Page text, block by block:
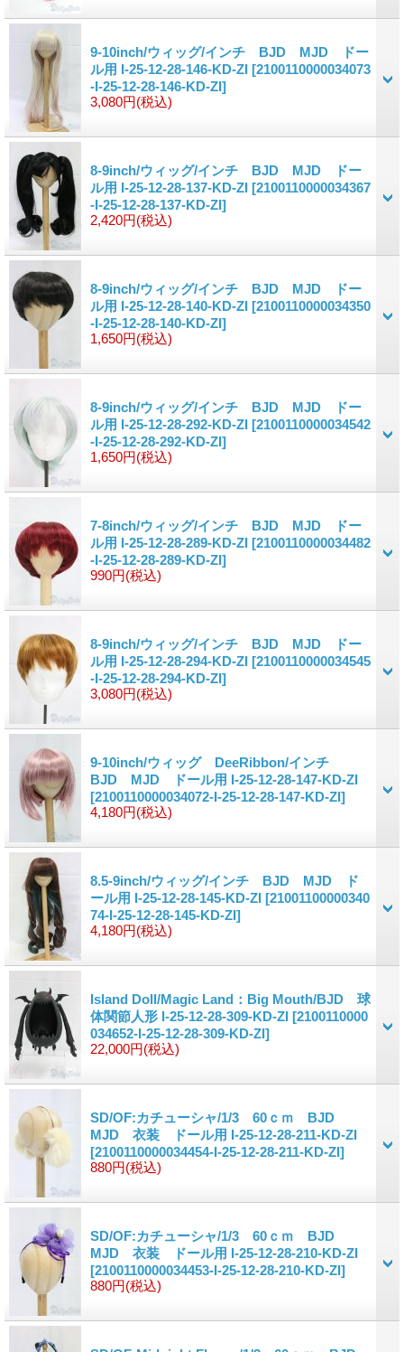
9-10inch/ウィッグ/インチ BJD MJD ドー
ル用 I-25-12-28-146-KD-ZI [2100110000034073
-I-25-12-28-146-KD-ZI]
3,080円(税込)
8-9inch/ウィッグ/インチ BJD MJD ドー
ル用 I-25-12-28-137-KD-ZI [2100110000034367
-I-25-12-28-137-KD-ZI]
2,420円(税込)
8-9inch/ウィッグ/インチ BJD MJD ドー
ル用 I-25-12-28-140-KD-ZI [2100110000034350
-I-25-12-28-140-KD-ZI]
1,650円(税込)
8-9inch/ウィッグ/インチ BJD MJD ドー
ル用 I-25-12-28-292-KD-ZI [2100110000034542
-I-25-12-28-292-KD-ZI]
1,650円(税込)
7-8inch/ウィッグ/インチ BJD MJD ドー
ル用 I-25-12-28-289-KD-ZI [2100110000034482
-I-25-12-28-289-KD-ZI]
990円(税込)
8-9inch/ウィッグ/インチ BJD MJD ドー
ル用 I-25-12-28-294-KD-ZI [2100110000034545
-I-25-12-28-294-KD-ZI]
3,080円(税込)
9-10inch/ウィッグ DeeRibbon/インチ
BJD MJD ドール用 I-25-12-28-147-KD-ZI
[2100110000034072-I-25-12-28-147-KD-ZI]
4,180円(税込)
8.5-9inch/ウィッグ/インチ BJD MJD ド
ール用 I-25-12-28-145-KD-ZI [21001100000340
74-I-25-12-28-145-KD-ZI]
4,180円(税込)
Island Doll/Magic Land：Big Mouth/BJD 球
体関節人形 I-25-12-28-309-KD-ZI [2100110000
034652-I-25-12-28-309-KD-ZI]
22,000円(税込)
SD/OF:カチューシャ/1/3 60ｃｍ BJD
MJD 衣装 ドール用 I-25-12-28-211-KD-ZI
[2100110000034454-I-25-12-28-211-KD-ZI]
880円(税込)
SD/OF:カチューシャ/1/3 60ｃｍ BJD
MJD 衣装 ドール用 I-25-12-28-210-KD-ZI
[2100110000034453-I-25-12-28-210-KD-ZI]
880円(税込)